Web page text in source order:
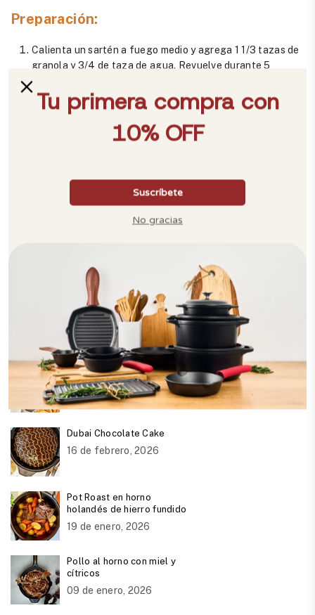
Preparación:
Calienta un sartén a fuego medio y agrega 1 1/3 tazas de
granola y 3/4 de taza de agua. Revuelve durante 5
minutos (verifica si es necesario agregar más agua para
hidratar).
Añade 2 duraznos en rodajas, 1 taza de arándanos azules,
miel y canela al gusto. Mezcla hasta que los sabores se
salsa de caramelo para decorar
Volver a Recetas Signature
Publicaciones Recientes
Sartén de huevos rancheros
24 de julio, 2026
Dubai Chocolate Cake
16 de febrero, 2026
Pot Roast en horno
holandés de hierro fundido
19 de enero, 2026
Pollo al horno con miel y
cítricos
09 de enero, 2026